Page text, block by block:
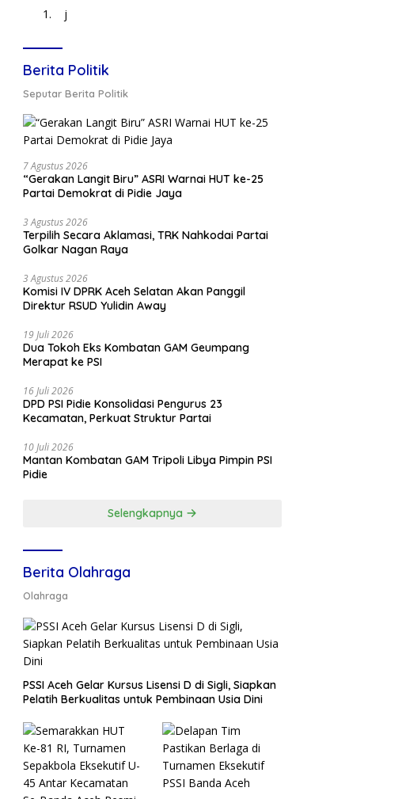
j
Berita Politik
Seputar Berita Politik
7 Agustus 2026
“Gerakan Langit Biru” ASRI Warnai HUT ke-25
Partai Demokrat di Pidie Jaya
3 Agustus 2026
Terpilih Secara Aklamasi, TRK Nahkodai Partai
Golkar Nagan Raya
3 Agustus 2026
Komisi IV DPRK Aceh Selatan Akan Panggil
Direktur RSUD Yulidin Away
19 Juli 2026
Dua Tokoh Eks Kombatan GAM Geumpang
Merapat ke PSI
16 Juli 2026
DPD PSI Pidie Konsolidasi Pengurus 23
Kecamatan, Perkuat Struktur Partai
10 Juli 2026
Mantan Kombatan GAM Tripoli Libya Pimpin PSI
Pidie
Selengkapnya
Berita Olahraga
Olahraga
PSSI Aceh Gelar Kursus Lisensi D di Sigli, Siapkan
Pelatih Berkualitas untuk Pembinaan Usia Dini